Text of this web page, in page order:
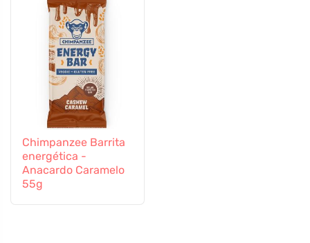
Chimpanzee Barrita
energética -
Anacardo Caramelo
55g